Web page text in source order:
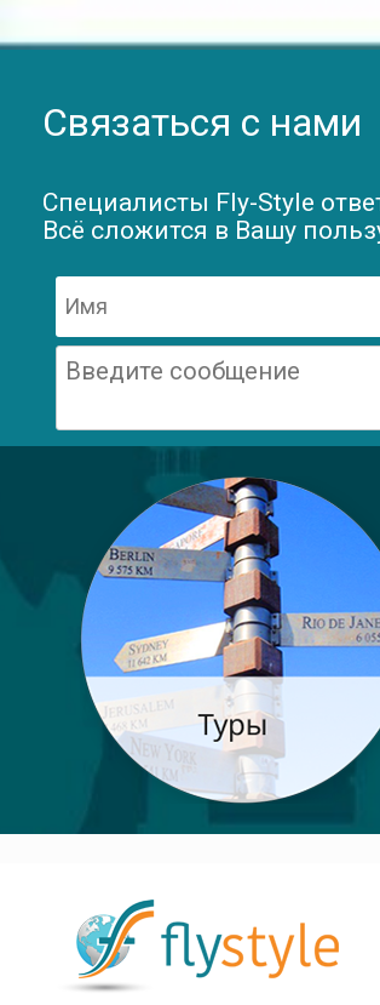
Связаться с нами
Специалисты Fly-Style
Всё сложится в Вашу